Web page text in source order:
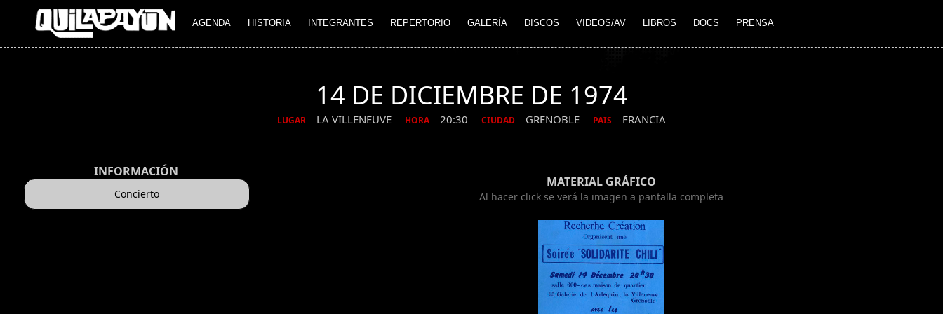
AGENDA HISTORIA INTEGRANTES REPERTORIO GALERÍA DISCOS VIDEOS/AV LIBROS DOCS PRENSA
14 DE DICIEMBRE DE 1974
LUGAR LA VILLENEUVE HORA 20:30 CIUDAD GRENOBLE PAIS FRANCIA
INFORMACIÓN
Concierto
MATERIAL GRÁFICO
Al hacer click se verá la imagen a pantalla completa